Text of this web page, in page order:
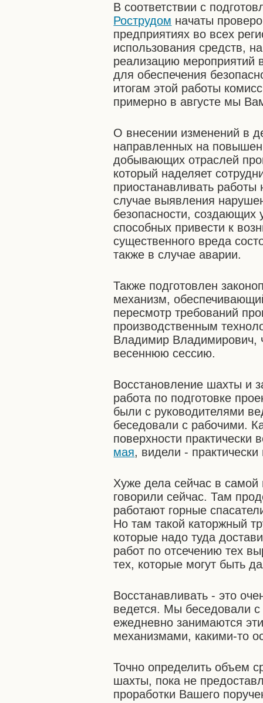
В соответствии с
Рострудом начаты
предприятиях во всех
использования средств,
реализацию мероприятий
для обеспечения
итогам этой работы
примерно в августе мы
О внесении изменений в
направленных на
добывающих отраслей
который наделяет
приостанавливать
случае выявления
безопасности, создающих
способных привести к
существенного вреда
также в случае аварии.
Также подготовлен
механизм,
пересмотр требований
производственным
Владимир Владимирович,
весеннюю сессию.
Восстановление шахты и
работа по подготовке
были с руководителями
беседовали с рабочими.
поверхности
мая, видели -
Хуже дела сейчас в
говорили сейчас. Там
работают горные
Но там такой каторжный
которые надо туда
работ по отсечению тех
тех, которые могут быть
Восстанавливать - это
ведется. Мы беседовали
ежедневно занимаются
механизмами, какими-то
Точно определить объем
шахты, пока не
проработки Вашего